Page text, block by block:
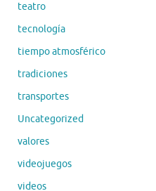
teatro
tecnología
tiempo atmosférico
tradiciones
transportes
Uncategorized
valores
videojuegos
videos